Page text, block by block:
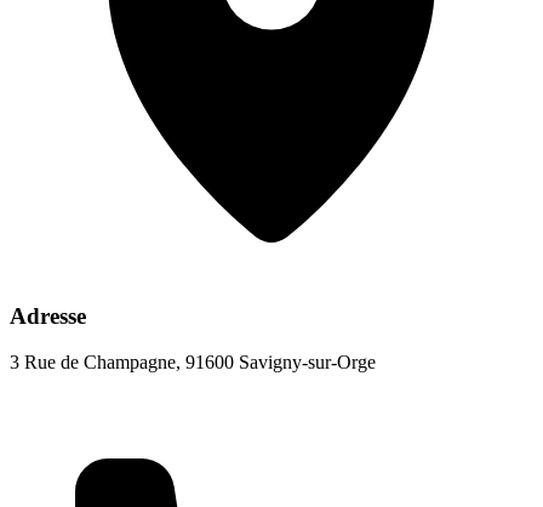
Adresse
3 Rue de Champagne, 91600 Savigny-sur-Orge